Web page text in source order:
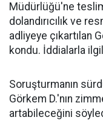
Müdürlüğü'ne
dolandırıcılık ve
adliyeye çıkartılan
kondu. İddialarla
Soruşturmanın
Görkem D.'nın
artabileceğini